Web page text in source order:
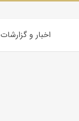
اخبار و گزارشات